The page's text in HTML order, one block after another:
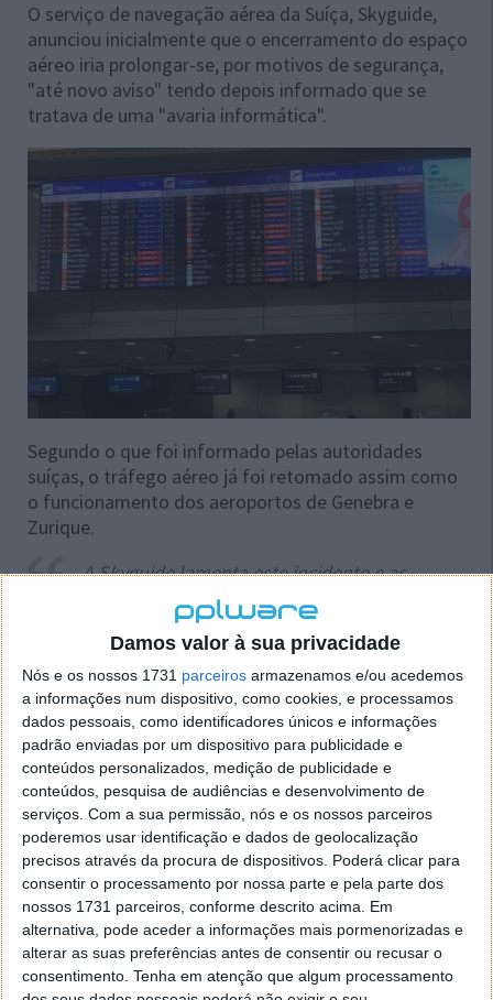
Damos valor à sua privacidade
Nós e os nossos 1731 parceiros armazenamos e/ou acedemos
a informações num dispositivo, como cookies, e processamos
dados pessoais, como identificadores únicos e informações
padrão enviadas por um dispositivo para publicidade e
conteúdos personalizados, medição de publicidade e
conteúdos, pesquisa de audiências e desenvolvimento de
serviços. Com a sua permissão, nós e os nossos parceiros
poderemos usar identificação e dados de geolocalização
precisos através da procura de dispositivos. Poderá clicar para
consentir o processamento por nossa parte e pela parte dos
nossos 1731 parceiros, conforme descrito acima. Em
alternativa, pode aceder a informações mais pormenorizadas e
alterar as suas preferências antes de consentir ou recusar o
consentimento. Tenha em atenção que algum processamento
O serviço de navegação aérea da Suíça, Skyguide,
anunciou inicialmente que o encerramento do espaço
aéreo iria prolongar-se, por motivos de segurança,
"até novo aviso" tendo depois informado que se
tratava de uma "avaria informática".
Segundo o que foi informado pelas autoridades
suíças, o tráfego aéreo já foi retomado assim como
o funcionamento dos aeroportos de Genebra e
Zurique.
A Skyguide lamenta este incidente e as
consequências para os clientes e parceiros,
assim como para todos (os transtornos) que
provocou aos passageiros que se
encontravam nos dois aeroportos nacionais
Até ao momento não foram fornecidos mais
detalhes sobre a "avaria informática". Nas últimas
horas, segundo a agência de notícias suíça ATS-
Keystone, os voos internacionais para o país foram
desviados para o aeroporto de Milão no norte de
Itália.
Este artigo tem mais de um ano